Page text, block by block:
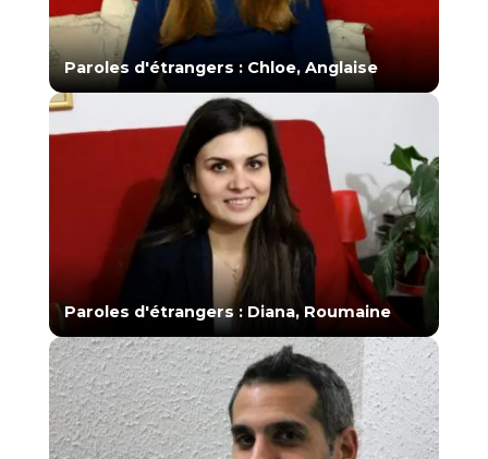
Paroles d'étrangers : Chloe, Anglaise
Paroles d'étrangers : Diana, Roumaine